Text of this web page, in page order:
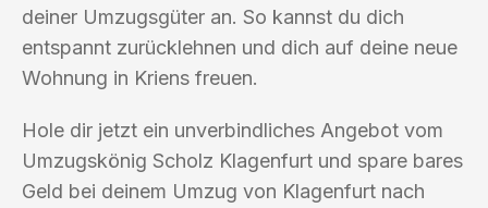
deiner Umzugsgüter an. So kannst du dich
entspannt zurücklehnen und dich auf deine neue
Wohnung in Kriens freuen.
Hole dir jetzt ein unverbindliches Angebot vom
Umzugskönig Scholz Klagenfurt und spare bares
Geld bei deinem Umzug von Klagenfurt nach